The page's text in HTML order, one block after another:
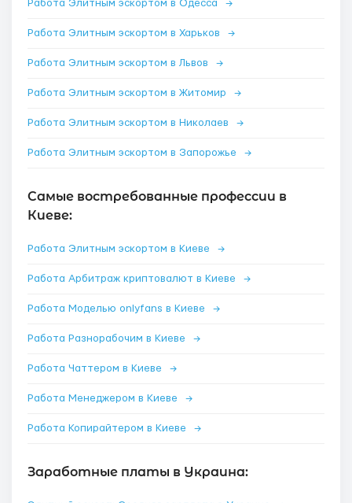
Работа Элитным эскортом в Одесса →
Работа Элитным эскортом в Харьков →
Работа Элитным эскортом в Львов →
Работа Элитным эскортом в Житомир →
Работа Элитным эскортом в Николаев →
Работа Элитным эскортом в Запорожье →
Самые востребованные профессии в
Киеве:
Работа Элитным эскортом в Киеве →
Работа Арбитраж криптовалют в Киеве →
Работа Моделью onlyfans в Киеве →
Работа Разнорабочим в Киеве →
Работа Чаттером в Киеве →
Работа Менеджером в Киеве →
Работа Копирайтером в Киеве →
Заработные платы в Украина: